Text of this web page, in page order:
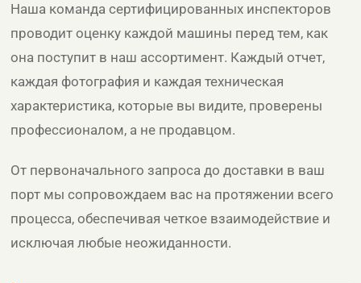
Наша команда сертифицированных инспекторов
проводит оценку каждой машины перед тем, как
она поступит в наш ассортимент. Каждый отчет,
каждая фотография и каждая техническая
характеристика, которые вы видите, проверены
профессионалом, а не продавцом.
От первоначального запроса до доставки в ваш
порт мы сопровождаем вас на протяжении всего
процесса, обеспечивая четкое взаимодействие и
исключая любые неожиданности.